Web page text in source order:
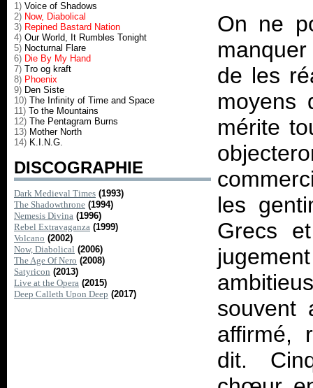
1) Voice of Shadows
2) Now, Diabolical
3) Repined Bastard Nation
4) Our World, It Rumbles Tonight
5) Nocturnal Flare
6) Die By My Hand
7) Tro og kraft
8) Phoenix
9) Den Siste
10) The Infinity of Time and Space
11) To the Mountains
12) The Pentagram Burns
13) Mother North
14) K.I.N.G.
DISCOGRAPHIE
Dark Medieval Times (1993)
The Shadowthrone (1994)
Nemesis Divina (1996)
Rebel Extravaganza (1999)
Volcano (2002)
Now, Diabolical (2006)
The Age Of Nero (2008)
Satyricon (2013)
Live at the Opera (2015)
Deep Calleth Upon Deep (2017)
On ne
de les
moyens
mérite
les
Grecs
souvent
affirmé,
dit.